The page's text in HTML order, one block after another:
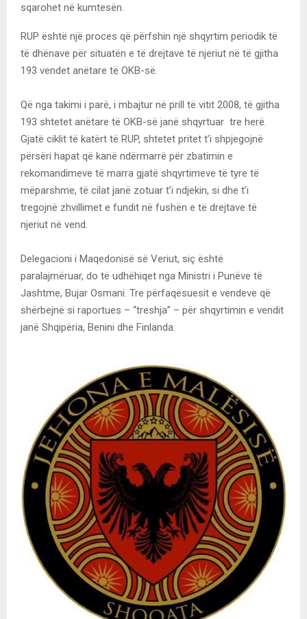
sqarohet në kumtesën.
RUP është një proces që përfshin një shqyrtim periodik të
të dhënave për situatën e të drejtave të njeriut në të gjitha
193 vendet anëtare të OKB-së.
Që nga takimi i parë, i mbajtur në prill të vitit 2008, të gjitha
193 shtetet anëtare të OKB-së janë shqyrtuar tre herë.
Gjatë ciklit të katërt të RUP, shtetet pritet t’i shpjegojnë
përsëri hapat që kanë ndërmarrë për zbatimin e
rekomandimeve të marra gjatë shqyrtimeve të tyre të
mëparshme, të cilat janë zotuar t’i ndjekin, si dhe t’i
tregojnë zhvillimet e fundit në fushën e të drejtave të
njeriut në vend.
Delegacioni i Maqedonisë së Veriut, siç është
paralajmëruar, do të udhëhiqet nga Ministri i Punëve të
Jashtme, Bujar Osmani. Tre përfaqësuesit e vendeve që
shërbejnë si raportues – “treshja” – për shqyrtimin e vendit
janë Shqipëria, Benini dhe Finlanda.